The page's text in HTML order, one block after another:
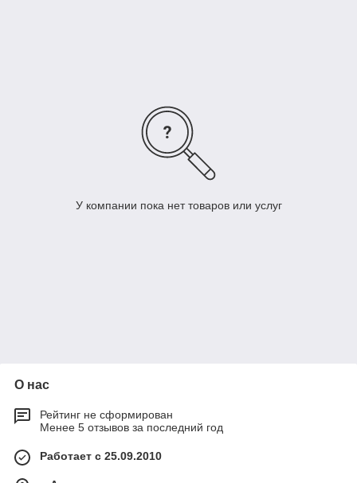
У компании пока нет товаров или услуг
О нас
Рейтинг не сформирован
Менее 5 отзывов за последний год
Работает с 25.09.2010